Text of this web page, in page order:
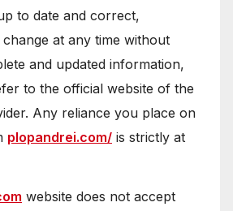
to date and correct,
at any time without
and updated information,
to the official website of the
Any reliance you place on
plopandrei.com/ is strictly at
website does not accept